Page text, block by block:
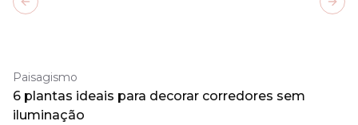
Paisagismo
6 plantas ideais para decorar corredores sem
iluminação
Previous slide